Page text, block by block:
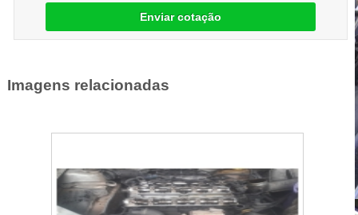
Enviar cotação
Imagens relacionadas